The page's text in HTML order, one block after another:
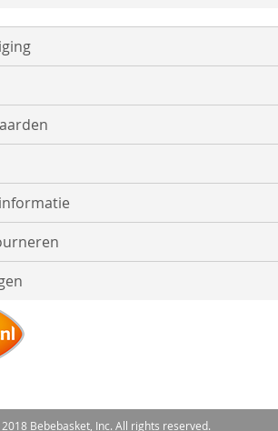
Bebebasket, Inc. All rights reserved.